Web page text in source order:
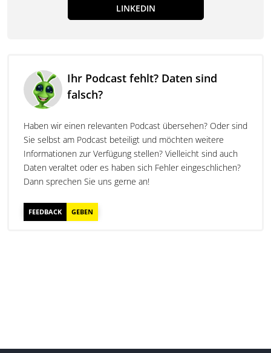
LINKEDIN
Ihr Podcast fehlt? Daten sind
falsch?
Haben wir einen relevanten Podcast übersehen? Oder sind
Sie selbst am Podcast beteiligt und möchten weitere
Informationen zur Verfügung stellen? Vielleicht sind auch
Daten veraltet oder es haben sich Fehler eingeschlichen?
Dann sprechen Sie uns gerne an!
FEEDBACK GEBEN